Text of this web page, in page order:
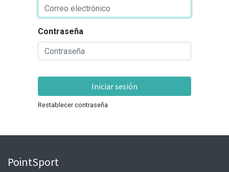
Contraseña
Iniciar sesión
Restablecer contraseña
PointSport